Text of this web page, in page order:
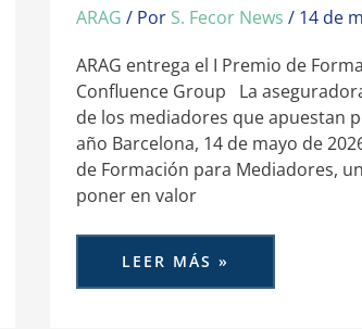
ARAG / Por S. Fecor News / 14 de
ARAG entrega el I Premio de
Confluence Group La
de los mediadores que apuestan
año Barcelona, 14 de mayo de
de Formación para Mediadores,
poner en valor
LEER MÁS »